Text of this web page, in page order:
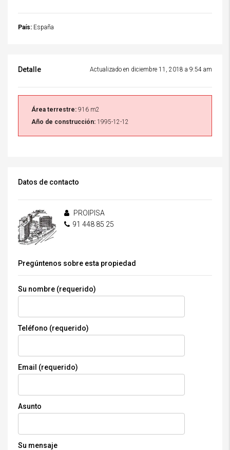
País: España
Detalle Actualizado en diciembre 11, 2018 a 9:54 am
Área terrestre: 916 m2
Año de construcción: 1995-12-12
Datos de contacto
PROIPISA
91 448 85 25
Pregúntenos sobre esta propiedad
Su nombre (requerido)
Teléfono (requerido)
Email (requerido)
Asunto
Su mensaje